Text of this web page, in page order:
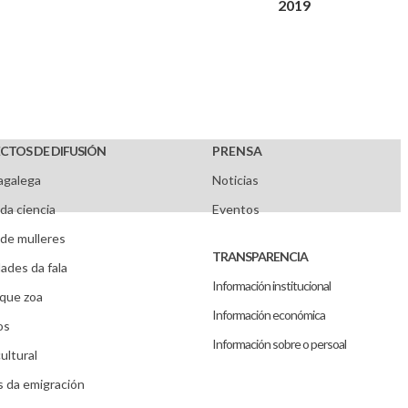
2019
DE DIFUSIÓN
ciencia
mulleres
da fala
zoa
da emigración
PRENSA
Noticias
Eventos
TRANSPARENCIA
Información institucional
Información económica
Información sobre o persoal